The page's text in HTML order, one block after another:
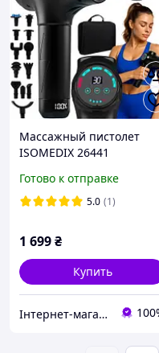
Массажный пистолет
ISOMEDIX 26441
Готово к отправке
5.0 (1)
1 699₴
Купить
Інтернет-магазин "Vortex"